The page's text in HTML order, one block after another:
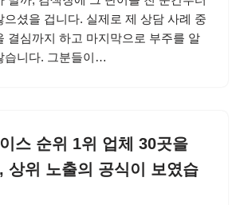
으셨을 겁니다. 실제로 제 상담 사례 중
결심까지 하고 마지막으로 부주를 알
습니다. 그분들이…
스 순위 1위 업체 30곳을
상위 노출의 공식이 보였습